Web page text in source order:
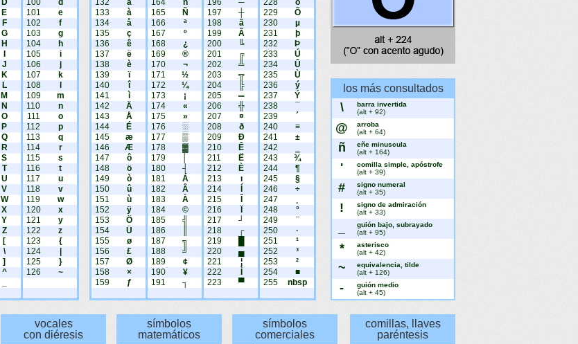
D
E
F
G
H
J
K
L
M
N
O
P
Q
R
S
T
U
V
W
X
Y
Z
[
\
]
^
100
d
101
e
102
f
103
g
104
h
105
i
106
j
107
k
108
109
m
110
n
111
o
112
p
113
q
114
r
115
s
116
t
117
u
118
v
119
w
120
x
121
y
122
z
123
{
124
125
}
126
~
132
ä
133
à
134
å
135
ç
136
ê
137
ë
138
è
139
ï
140
î
141
ì
142
Ä
143
Å
144
É
145
æ
146
Æ
147
ô
148
ö
149
ò
150
û
151
ù
152
ÿ
153
Ö
154
Ü
155
ø
156
£
157
Ø
158
×
159
ƒ
164
ñ
165
Ñ
166
ª
167
º
168
¿
169
®
170
¬
171
½
172
¼
173
¡
174
«
175
»
176
░
177
▒
178
▓
179
180
┤
181
Á
182
Â
183
À
184
©
185
╣
186
187
╗
188
╝
189
¢
190
¥
191
┐
196
─
197
┼
198
ã
199
Ã
200
╚
201
╔
202
╩
203
╦
204
╠
205
═
206
╬
207
¤
208
ð
209
Ð
210
Ê
211
Ë
212
È
213
ı
214
215
216
217
┘
218
┌
219
220
▄
221
¦
222
223
▀
228
õ
229
Õ
230
µ
231
þ
232
Þ
233
Ú
234
Û
235
Ù
236
ý
237
Ý
238
239
´
240
≡
241
±
242
243
¾
244
¶
245
§
246
÷
247
248
°
249
¨
250
·
251
¹
252
³
253
²
254
■
255
nbsp
los más consultados
\
barra invertida
(alt + 92)
@
arroba
(alt + 64)
ñ
eñe minuscula
(alt + 164)
'
comilla simple, apóstrofe
(alt + 39)
#
signo numeral
(alt + 35)
!
signo de admiración
(alt + 33)
guión bajo, subrayado
(alt + 95)
*
asterisco
(alt + 42)
~
equivalencia, tilde
(alt + 126)
-
guión medio
(alt + 45)
vocales
con diéresis
símbolos
matemáticos
símbolos
comerciales
comillas, llaves
paréntesis